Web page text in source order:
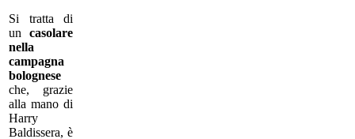
Si tratta di
un casolare
nella
campagna
bolognese
che, grazie
alla mano di
Harry
Baldissera, è